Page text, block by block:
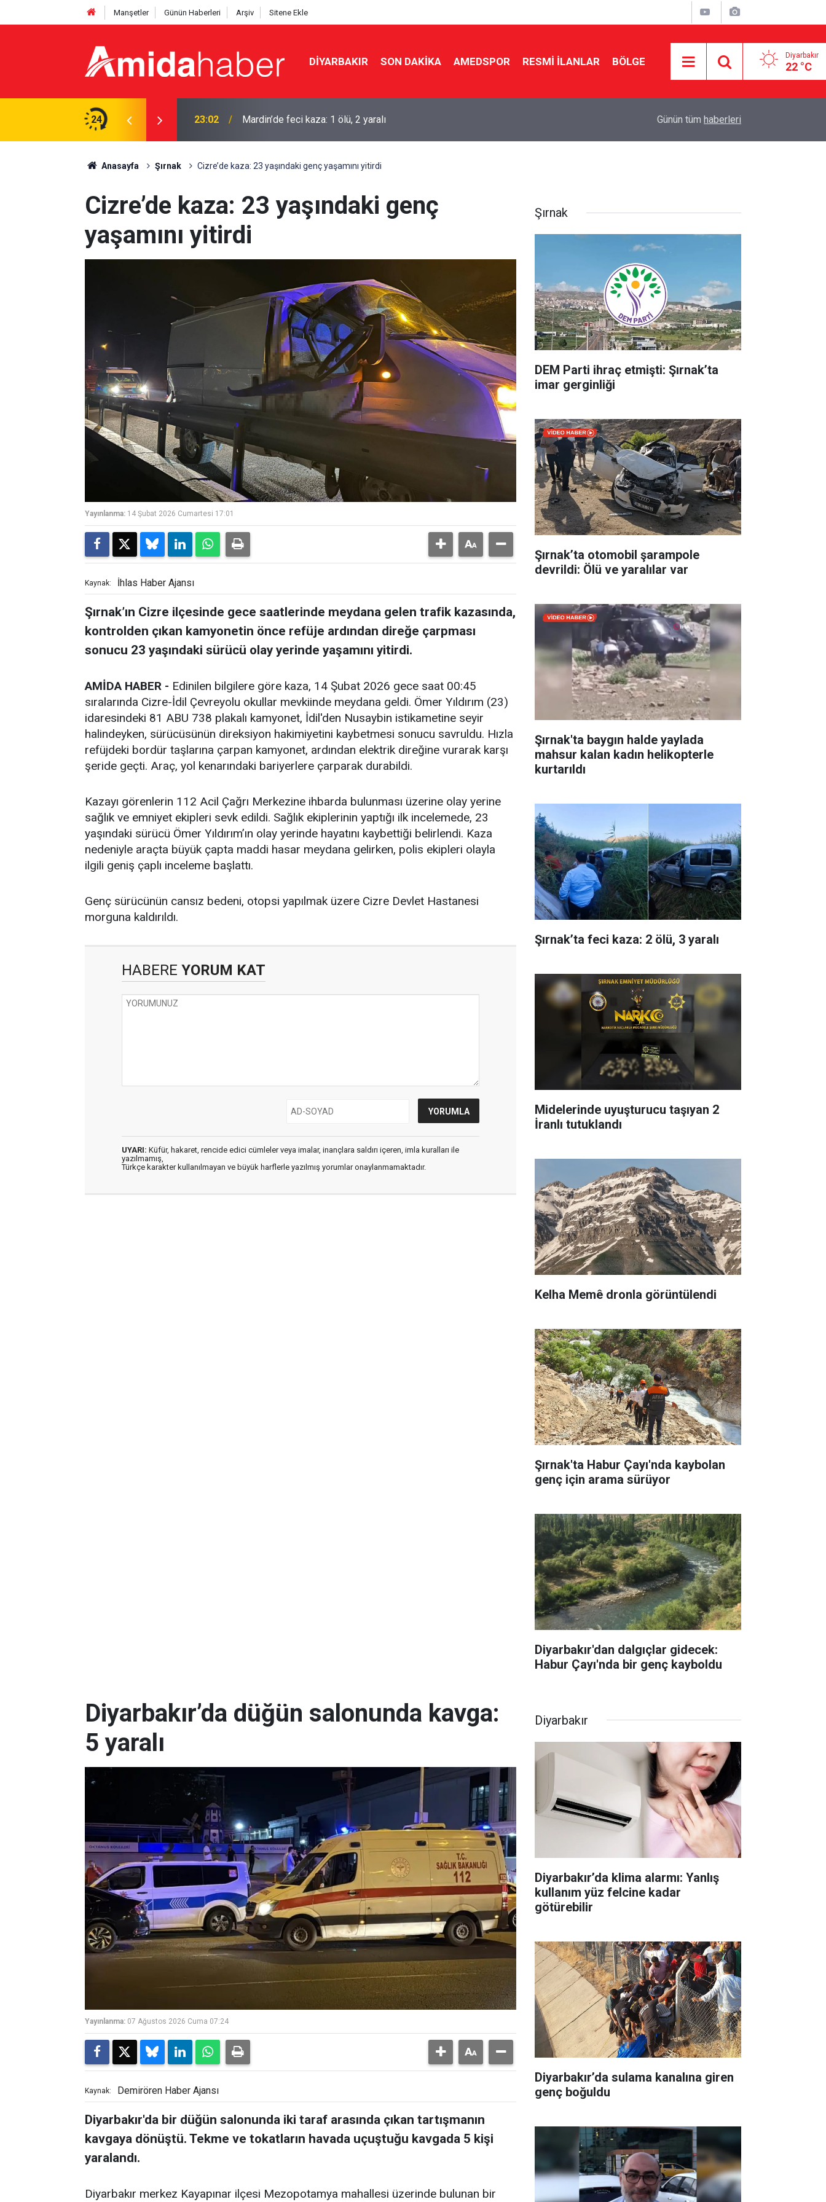
Manşetler Günün Haberleri Arşiv Sitene Ekle
DIYARBAKIR SON DAKIKA AMEDSPOR RESMI İLANLAR BÖLGE Diyarbakır
22 °C
24 23:02 Mardin’de feci kaza: 1 ölü, 2 yaralı Cumhurbaşkanı Erdoğan Suudi Arabistan’a
Günün tüm haberleri
Anasayfa Şırnak Cizre’de kaza: 23 yaşındaki genç yaşamını yitirdi
Cizre’de kaza: 23 yaşındaki genç
yaşamını yitirdi
Yayınlanma: 14 Şubat 2026 Cumartesi 17:01
Kaynak: İhlas Haber Ajansı
Şırnak’ın Cizre ilçesinde gece saatlerinde meydana gelen trafik kazasında,
kontrolden çıkan kamyonetin önce refüje ardından direğe çarpması
sonucu 23 yaşındaki sürücü olay yerinde yaşamını yitirdi.
AMİDA HABER - Edinilen bilgilere göre kaza, 14 Şubat 2026 gece saat 00:45
sıralarında Cizre-İdil Çevreyolu okullar mevkiinde meydana geldi. Ömer Yıldırım (23)
idaresindeki 81 ABU 738 plakalı kamyonet, İdil'den Nusaybin istikametine seyir
halindeyken, sürücüsünün direksiyon hakimiyetini kaybetmesi sonucu savruldu. Hızla
refüjdeki bordür taşlarına çarpan kamyonet, ardından elektrik direğine vurarak karşı
şeride geçti. Araç, yol kenarındaki bariyerlere çarparak durabildi.
Kazayı görenlerin 112 Acil Çağrı Merkezine ihbarda bulunması üzerine olay yerine
sağlık ve emniyet ekipleri sevk edildi. Sağlık ekiplerinin yaptığı ilk incelemede, 23
yaşındaki sürücü Ömer Yıldırım’ın olay yerinde hayatını kaybettiği belirlendi. Kaza
nedeniyle araçta büyük çapta maddi hasar meydana gelirken, polis ekipleri olayla
ilgili geniş çaplı inceleme başlattı.
Genç sürücünün cansız bedeni, otopsi yapılmak üzere Cizre Devlet Hastanesi
morguna kaldırıldı.
HABERE YORUM KAT
UYARI: Küfür, hakaret, rencide edici cümleler veya imalar, inançlara saldırı içeren, imla kuralları ile
yazılmamış,
Türkçe karakter kullanılmayan ve büyük harflerle yazılmış yorumlar onaylanmamaktadır.
Şırnak
DEM Parti ihraç etmişti: Şırnak’ta
imar gerginliği
Şırnak’ta otomobil şarampole
devrildi: Ölü ve yaralılar var
Şırnak'ta baygın halde yaylada
mahsur kalan kadın helikopterle
kurtarıldı
Şırnak’ta feci kaza: 2 ölü, 3 yaralı
Midelerinde uyuşturucu taşıyan 2
İranlı tutuklandı
Kelha Memê dronla görüntülendi
Şırnak'ta Habur Çayı'nda kaybolan
genç için arama sürüyor
Diyarbakır'dan dalgıçlar gidecek:
Habur Çayı'nda bir genç kayboldu
Diyarbakır’da düğün salonunda kavga:
5 yaralı
Yayınlanma: 07 Ağustos 2026 Cuma 07:24
Kaynak: Demirören Haber Ajansı
Diyarbakır'da bir düğün salonunda iki taraf arasında çıkan tartışmanın
kavgaya dönüştü. Tekme ve tokatların havada uçuştuğu kavgada 5 kişi
yaralandı.
Diyarbakır merkez Kayapınar ilçesi Mezopotamya mahallesi üzerinde bulunan bir
Diyarbakır
Diyarbakır’da klima alarmı: Yanlış
kullanım yüz felcine kadar
götürebilir
Diyarbakır’da sulama kanalına giren
genç boğuldu